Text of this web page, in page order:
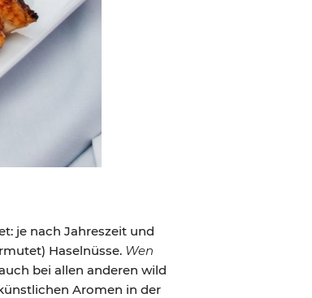
je nach Jahreszeit und
Haselnüsse. Wen
bei allen anderen wild
Aromen in der